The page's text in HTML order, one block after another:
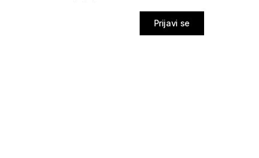
Prijavi se